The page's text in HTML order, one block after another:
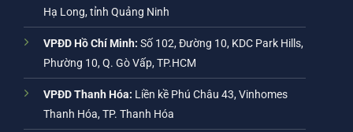
Hạ Long, tỉnh Quảng Ninh
VPĐD Hồ Chí Minh: Số 102, Đường 10, KDC Park Hills,
Phường 10, Q. Gò Vấp, TP.HCM
VPĐD Thanh Hóa: Liền kề Phú Châu 43, Vinhomes
Thanh Hóa, TP. Thanh Hóa